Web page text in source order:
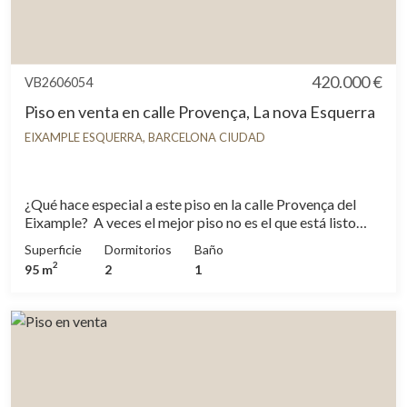
VB2606054
420.000 €
Piso en venta en calle Provença, La nova Esquerra
EIXAMPLE ESQUERRA, BARCELONA CIUDAD
¿Qué hace especial a este piso en la calle Provença del
Eixample? A veces el mejor piso no es el que está listo
desde cero. Este, en la calle Provença, es exactamente eso:
un piso con estructura, ubicación y orientación
Tercera planta en un edificio consolidado del Eixample,
con doble orientación sur-este y noroeste que garantiza
Superficie
95 m2
Dormitorios
2
Baño
1